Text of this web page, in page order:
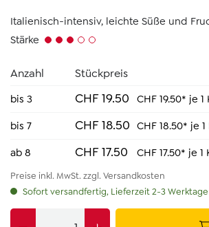
Italienisch-intensiv, leichte Süße und
Stärke
Anzahl Stückpreis
bis 3 CHF 19.50 CHF 19.50* je
bis 7 CHF 18.50 CHF 18.50* je
ab 8 CHF 17.50 CHF 17.50* je
Preise inkl. MwSt. zzgl. Versandkosten
Sofort versandfertig, Lieferzeit 2-3 Werktage